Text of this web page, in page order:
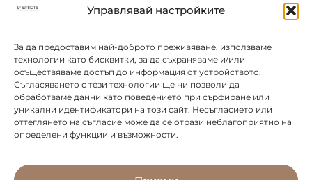
Управлявай настройките
За да предоставим най-доброто преживяване, използваме
технологии като бисквитки, за да съхраняваме и/или
осъществяваме достъп до информация от устройството.
Съгласяването с тези технологии ще ни позволи да
обработваме данни като поведението при сърфиране или
уникални идентификатори на този сайт. Несъгласието или
оттеглянето на съгласие може да се отрази неблагоприятно на
определени функции и възможности.
НАПРЕД